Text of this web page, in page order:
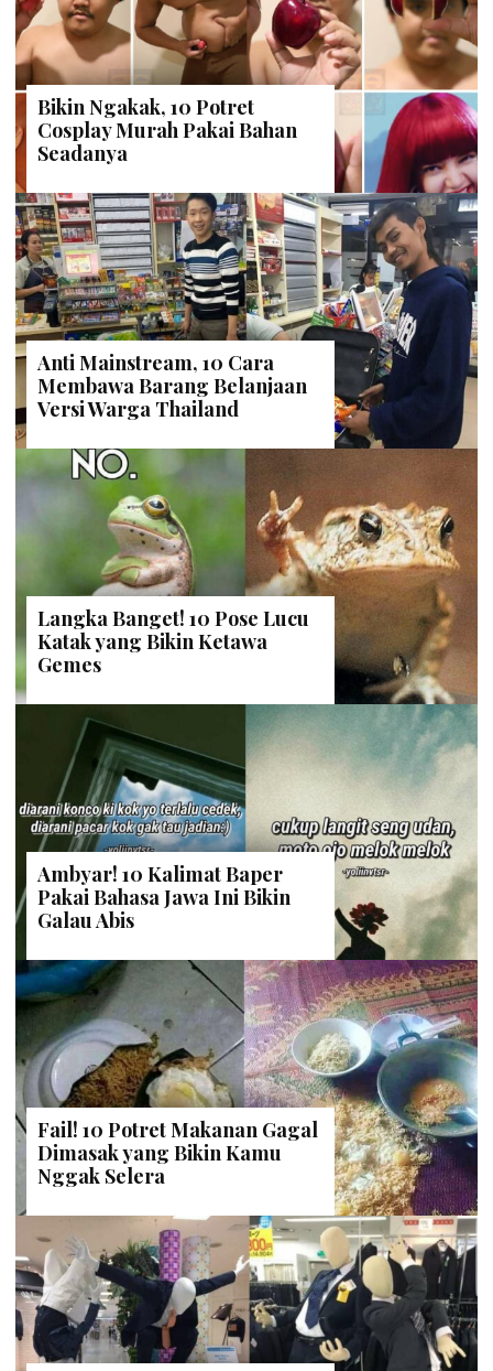
Bikin Ngakak, 10 Potret
Cosplay Murah Pakai Bahan
Seadanya
Anti Mainstream, 10 Cara
Membawa Barang Belanjaan
Versi Warga Thailand
Langka Banget! 10 Pose Lucu
Katak yang Bikin Ketawa
Gemes
Ambyar! 10 Kalimat Baper
Pakai Bahasa Jawa Ini Bikin
Galau Abis
Fail! 10 Potret Makanan Gagal
Dimasak yang Bikin Kamu
Nggak Selera